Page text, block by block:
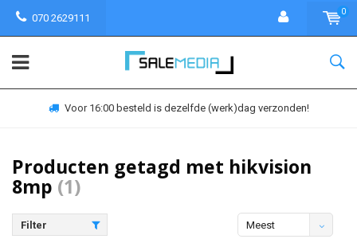
070 2629111
0
Voor 16:00 besteld is dezelfde (werk)dag verzonden!
Producten getagd met hikvision
8mp (1)
Filter
Meest